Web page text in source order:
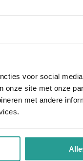
voor social
onze site met onze
met andere
te